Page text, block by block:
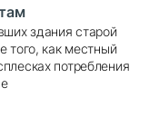
здания старой
того, как местный
потребления